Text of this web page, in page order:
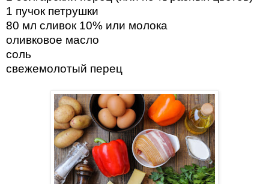
1 пучок петрушки
80 мл сливок 10% или молока
оливковое масло
соль
свежемолотый перец